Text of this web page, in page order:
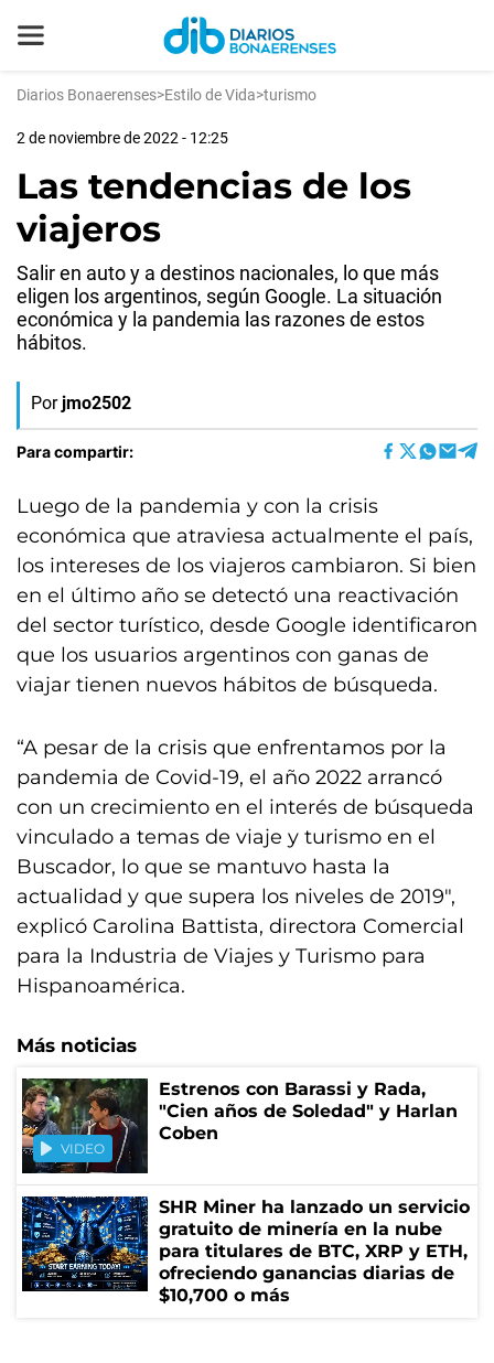
Diarios Bonaerenses>Estilo de Vida>turismo
2 de noviembre de 2022 - 12:25
Las tendencias de los
viajeros
Salir en auto y a destinos nacionales, lo que más
eligen los argentinos, según Google. La situación
económica y la pandemia las razones de estos
hábitos.
Por jmo2502
Para compartir:
Luego de la pandemia y con la crisis
económica que atraviesa actualmente el país,
los intereses de los viajeros cambiaron. Si bien
en el último año se detectó una reactivación
del sector turístico, desde Google identificaron
que los usuarios argentinos con ganas de
viajar tienen nuevos hábitos de búsqueda.
“A pesar de la crisis que enfrentamos por la
pandemia de Covid-19, el año 2022 arrancó
con un crecimiento en el interés de búsqueda
vinculado a temas de viaje y turismo en el
Buscador, lo que se mantuvo hasta la
actualidad y que supera los niveles de 2019″,
explicó Carolina Battista, directora Comercial
para la Industria de Viajes y Turismo para
Hispanoamérica.
Más noticias
VIDEO
Estrenos con Barassi y Rada,
"Cien años de Soledad" y Harlan
Coben
SHR Miner ha lanzado un servicio
gratuito de minería en la nube
para titulares de BTC, XRP y ETH,
ofreciendo ganancias diarias de
$10,700 o más